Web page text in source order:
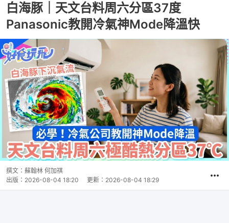
白海豚｜天文台料周六分區37度
Panasonic教開冷氣神Mode降溫快
撰文： 蘇翰林 何加祺
出版： 2026-08-04 18:20 更新： 2026-08-04 18:29